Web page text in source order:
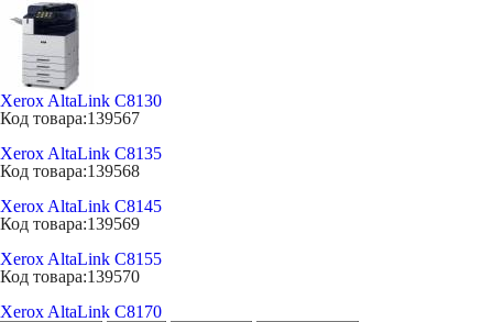
Xerox AltaLink C8130
Код товара:139567
Xerox AltaLink C8135
Код товара:139568
Xerox AltaLink C8145
Код товара:139569
Xerox AltaLink C8155
Код товара:139570
Xerox AltaLink C8170